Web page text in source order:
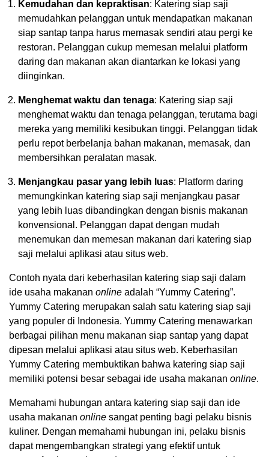
Kemudahan dan kepraktisan: Katering siap saji
memudahkan pelanggan untuk mendapatkan makanan
siap santap tanpa harus memasak sendiri atau pergi ke
restoran. Pelanggan cukup memesan melalui platform
daring dan makanan akan diantarkan ke lokasi yang
diinginkan.
Menghemat waktu dan tenaga: Katering siap saji
menghemat waktu dan tenaga pelanggan, terutama bagi
mereka yang memiliki kesibukan tinggi. Pelanggan tidak
perlu repot berbelanja bahan makanan, memasak, dan
membersihkan peralatan masak.
Menjangkau pasar yang lebih luas: Platform daring
memungkinkan katering siap saji menjangkau pasar
yang lebih luas dibandingkan dengan bisnis makanan
konvensional. Pelanggan dapat dengan mudah
menemukan dan memesan makanan dari katering siap
saji melalui aplikasi atau situs web.
Contoh nyata dari keberhasilan katering siap saji dalam
ide usaha makanan online adalah “Yummy Catering”.
Yummy Catering merupakan salah satu katering siap saji
yang populer di Indonesia. Yummy Catering menawarkan
berbagai pilihan menu makanan siap santap yang dapat
dipesan melalui aplikasi atau situs web. Keberhasilan
Yummy Catering membuktikan bahwa katering siap saji
memiliki potensi besar sebagai ide usaha makanan online.
Memahami hubungan antara katering siap saji dan ide
usaha makanan online sangat penting bagi pelaku bisnis
kuliner. Dengan memahami hubungan ini, pelaku bisnis
dapat mengembangkan strategi yang efektif untuk